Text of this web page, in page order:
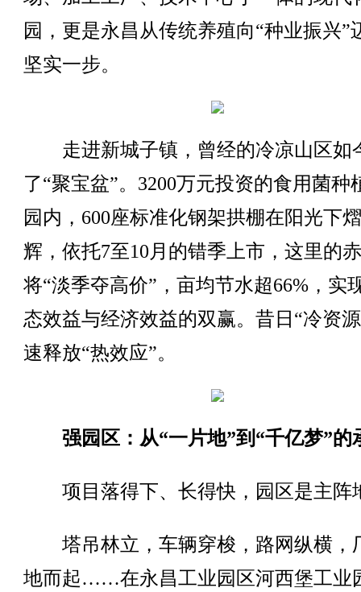
园，更是永昌从传统养殖向“种业振兴”
坚实一步。
走进新城子镇，曾经的冷凉山区如
了“聚宝盆”。3200万元投资的食用菌种
园内，600座标准化钢架拱棚在阳光下
辉，依托7至10月的错季上市，这里的
将“淡季夺高价”，亩均节水超66%，实
态效益与经济效益的双赢。昔日“冷资
速释放“热效应”。
强园区：从“一片地”到“千亿梦”的
项目落得下、长得快，园区是主阵
塔吊林立，车辆穿梭，路网纵横，
地而起……在永昌工业园区河西堡工业